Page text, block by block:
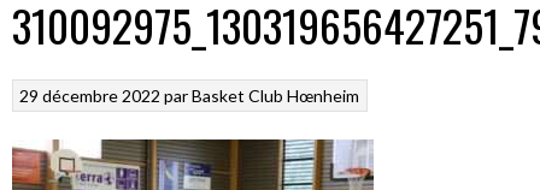
29 décembre 2022 parBasket Club Hœnheim